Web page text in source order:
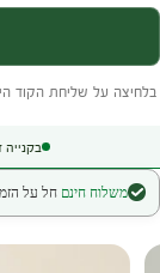
בקנייה
משלוח חינם חל על